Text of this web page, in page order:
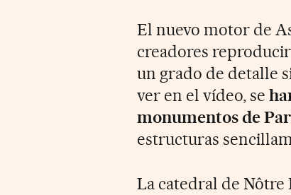
El nuevo motor de
creadores
un grado de detalle
ver en el vídeo, se
monumentos de
estructuras
La catedral de Nôtre